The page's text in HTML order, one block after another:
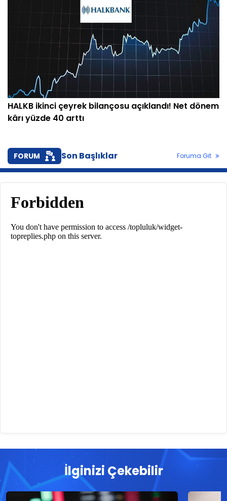
HALKB ikinci çeyrek bilançosu açıklandı! Net dönem
kârı yüzde 40 arttı
FORUM Son Başlıklar Foruma Git
İlginizi Çekebilir